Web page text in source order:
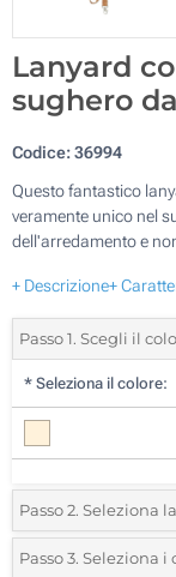
Lanyard
sughero
Codice:36994
Questo fantastico
veramente unico nel
dell'arredamento e
+ Descrizione+
Passo 1. Scegli il
* Seleziona il colore:
Passo 2. Seleziona
*Seleziona la
Passo 3. Seleziona